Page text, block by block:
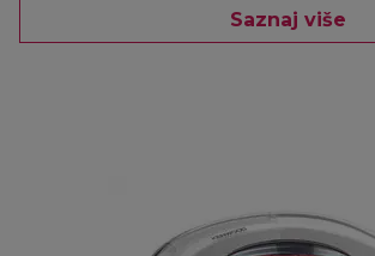
Saznaj više